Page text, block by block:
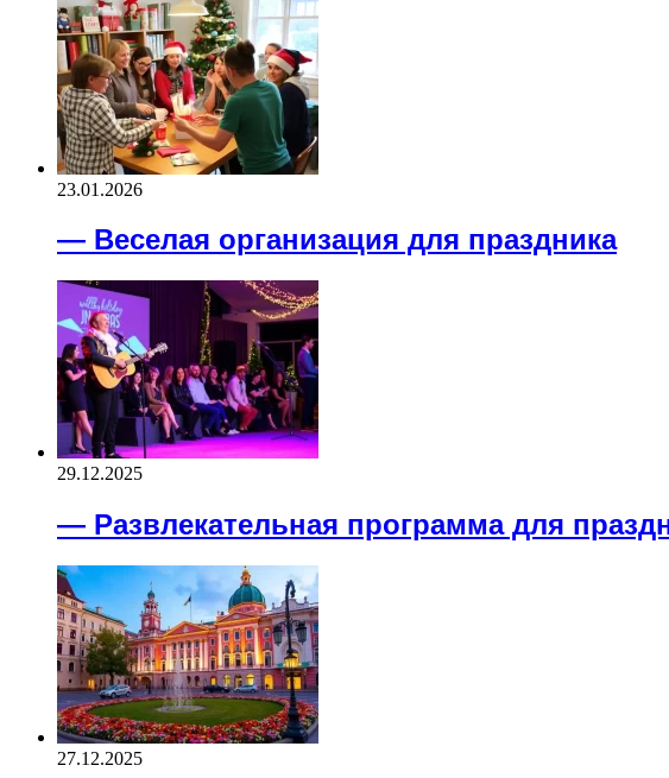
23.01.2026
— Веселая организация для праздника
29.12.2025
— Развлекательная программа для
27.12.2025